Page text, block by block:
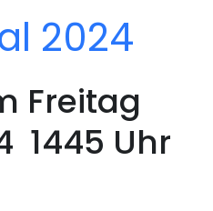
2024
Freitag
1445 Uhr